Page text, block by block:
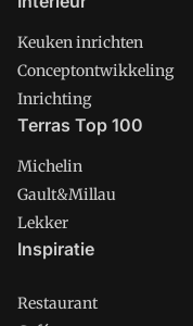
Keuken inrichten
Conceptontwikkeling
Inrichting
Terras Top 100
Michelin
Gault&Millau
Lekker
Inspiratie
Restaurant